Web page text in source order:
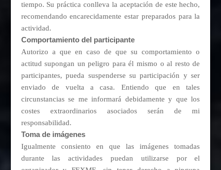
tiempo. Su práctica conlleva la aceptación de este hecho,
recomendando encarecidamente estar preparados para la
actividad.
Comportamiento del participante
Autorizo a que en caso de que su comportamiento o
actitud supongan un peligro para él mismo o al resto de
participantes, pueda suspenderse su participación y ser
enviado de vuelta a casa. Entiendo que en tales
circunstancias se me informará debidamente y que los
costes extraordinarios asociados serán de mi
responsabilidad.
Toma de imágenes
Igualmente consiento en que las imágenes tomadas
durante las actividades puedan utilizarse por el